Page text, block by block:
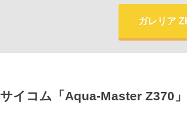
ガレリア
サイコム「Aqua-Master Z370」